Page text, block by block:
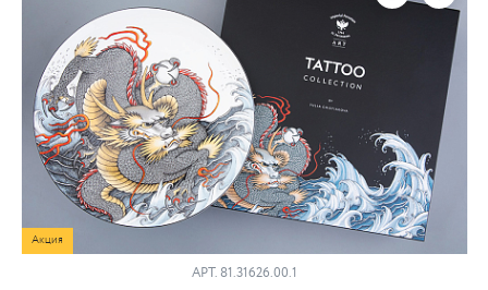
Акция
АРТ. 81.31626.00.1